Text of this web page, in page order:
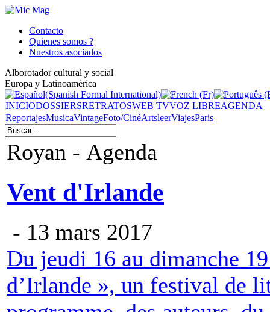
Contacto
Quienes somos ?
Nuestros asociados
Alborotador cultural y social
Europa y Latinoamérica
INICIODOSSIERSRETRATOSWEB TVVOZ LIBREAGENDA
ReportajesMusicaVintageFoto/CinéArtsleerViajesParis
Royan - Agenda
Vent d'Irlande
- 13 mars 2017
Du jeudi 16 au dimanche
d’Irlande », un festival de